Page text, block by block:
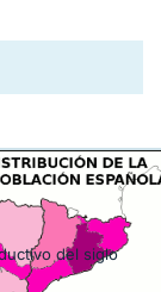
del siglo